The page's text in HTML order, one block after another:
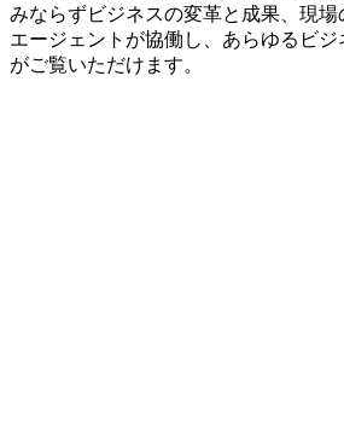
みならずビジネスの変革と成果、現
エージェントが協働し、あらゆるビ
がご覧いただけます。